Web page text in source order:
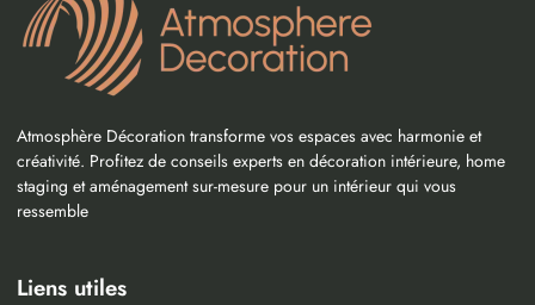
Atmosphère Décoration transforme vos espaces avec harmonie et
créativité. Profitez de conseils experts en décoration intérieure, home
staging et aménagement sur-mesure pour un intérieur qui vous
ressemble
Liens utiles